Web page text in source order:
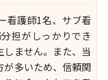
看護師1名、サブ看
担がしっかりでき
ません。また、当
多いため、信頼関